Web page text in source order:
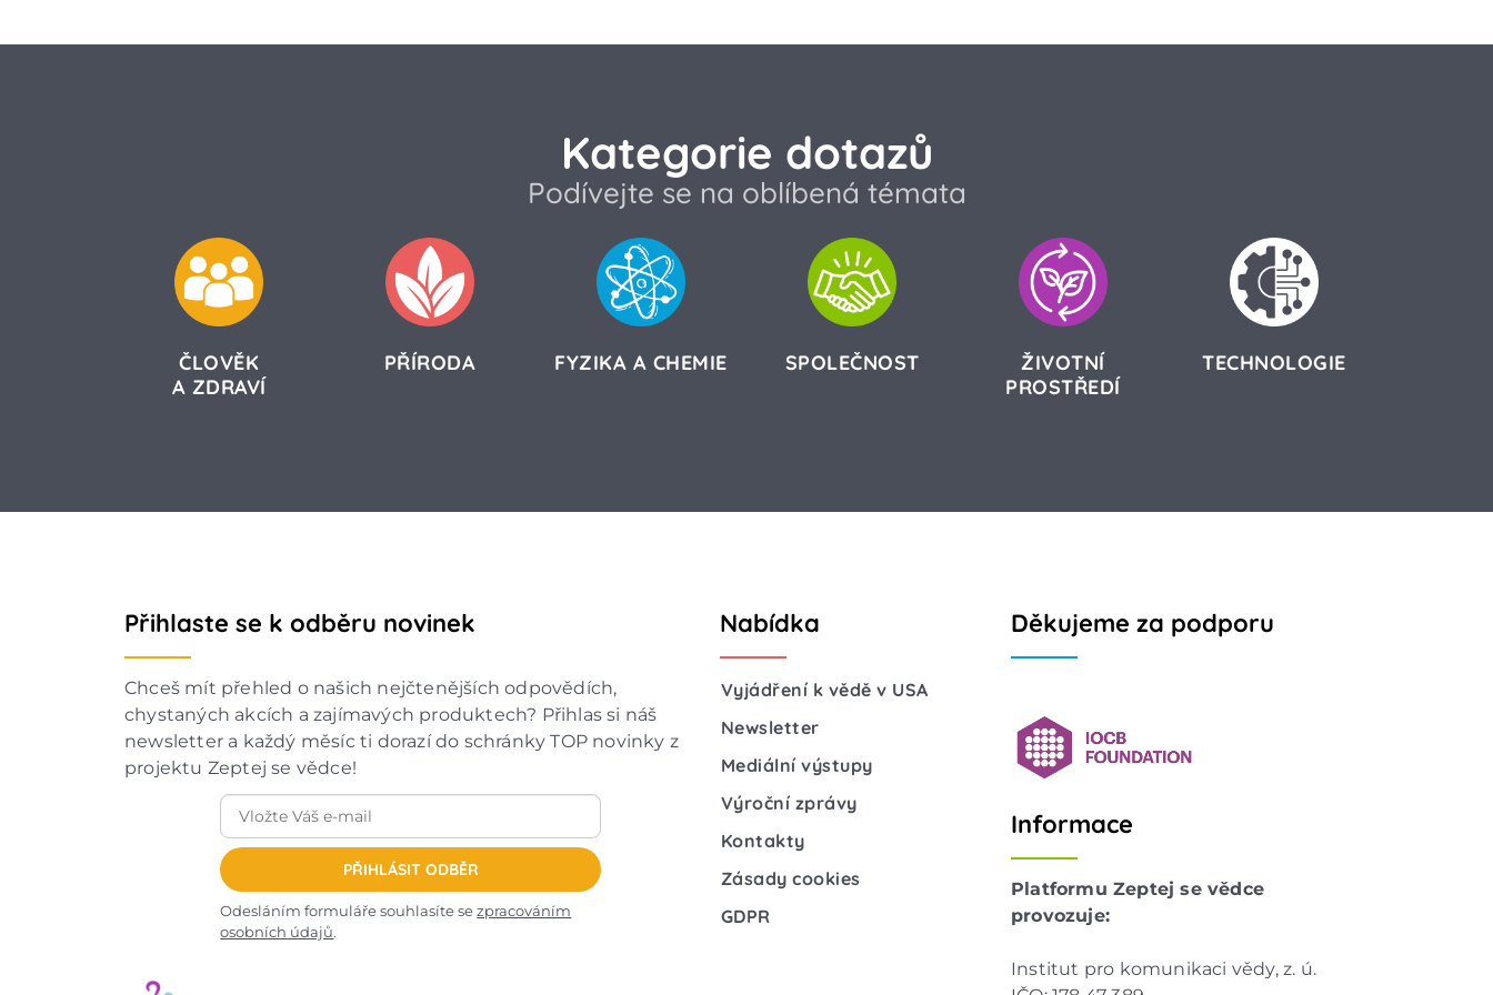
Kategorie dotazů
Podívejte se na oblíbená témata
ČLOVĚK
A ZDRAVÍ
PŘÍRODA FYZIKA A CHEMIE SPOLEČNOST
ŽIVOTNÍ
PROSTŘEDÍ
TECHNOLOGIE
Přihlaste se k odběru novinek
Chceš mít přehled o našich nejčtenějších odpovědích,
chystaných akcích a zajímavých produktech? Přihlas si náš
newsletter a každý měsíc ti dorazí do schránky TOP novinky z
projektu Zeptej se vědce!
PŘIHLÁSIT ODBĚR
Odesláním formuláře souhlasíte sezpracováním
osobních údajů.
Nabídka
Vyjádření k vědě v USA
Newsletter
Mediální výstupy
Výroční zprávy
Kontakty
Zásady cookies
GDPR
Děkujeme za podporu
Informace
Platformu Zeptej se vědce
provozuje:
Institut pro komunikaci vědy, z. ú.